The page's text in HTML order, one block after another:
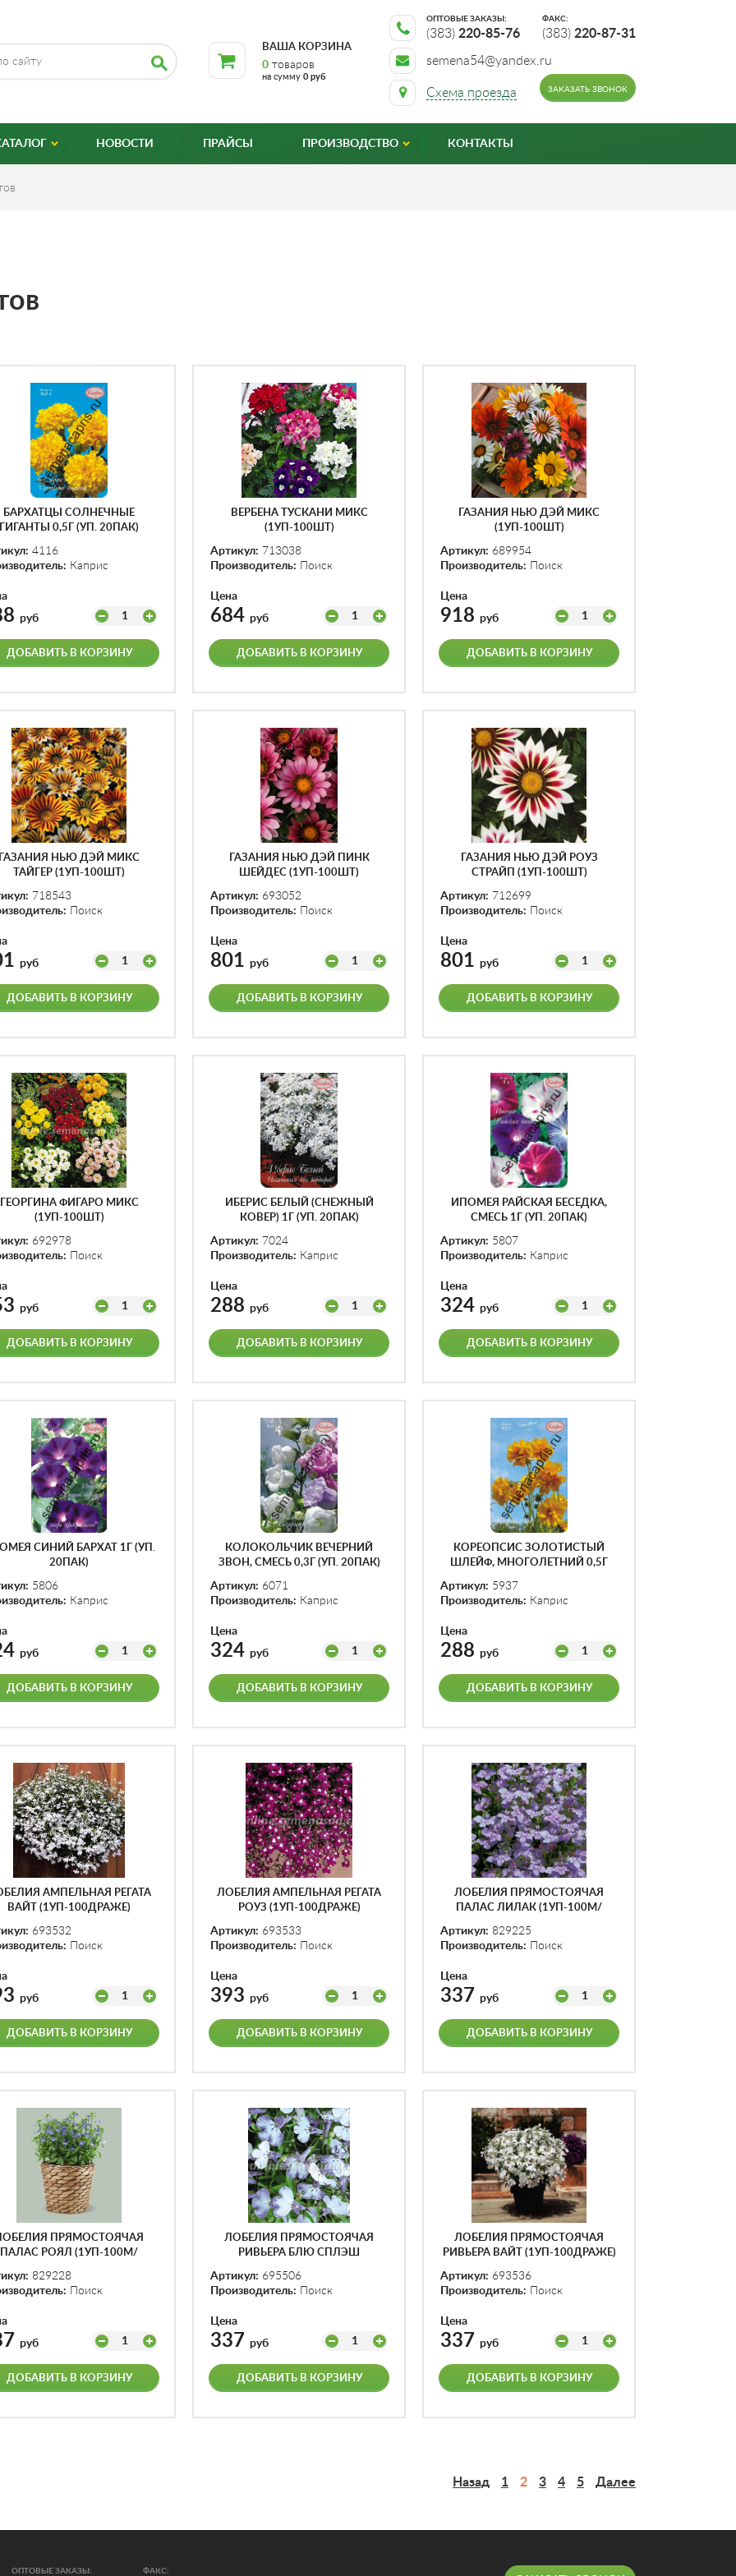
ВАША КОРЗИНА
0 товаров
на сумму 0 руб
Схема проезда
semena54@yandex.ru
ОПТОВЫЕ ЗАКАЗЫ:
(383) 220-85-76
ФАКС:
(383) 220-87-31
ЗАКАЗАТЬ ЗВОНОК
НОВОСТИ ПРАЙСЫ ПРОИЗВОДСТВО КОНТАКТЫ
БАРХАТЦЫ СОЛНЕЧНЫЕ
ГИГАНТЫ 0,5Г (УП. 20ПАК)
4116
Каприс
руб 1
ДОБАВИТЬ В КОРЗИНУ
ВЕРБЕНА ТУСКАНИ МИКС
(1УП-100ШТ)
Артикул: 713038
Производитель: Поиск
Цена
684 руб 1
ДОБАВИТЬ В КОРЗИНУ
ГАЗАНИЯ НЬЮ ДЭЙ МИКС
(1УП-100ШТ)
Артикул: 689954
Производитель: Поиск
Цена
918 руб 1
ДОБАВИТЬ В КОРЗИНУ
ГАЗАНИЯ НЬЮ ДЭЙ МИКС
ТАЙГЕР (1УП-100ШТ)
718543
Поиск
руб 1
ДОБАВИТЬ В КОРЗИНУ
ГАЗАНИЯ НЬЮ ДЭЙ ПИНК
ШЕЙДЕС (1УП-100ШТ)
Артикул: 693052
Производитель: Поиск
Цена
801 руб 1
ДОБАВИТЬ В КОРЗИНУ
ГАЗАНИЯ НЬЮ ДЭЙ РОУЗ
СТРАЙП (1УП-100ШТ)
Артикул: 712699
Производитель: Поиск
Цена
801 руб 1
ДОБАВИТЬ В КОРЗИНУ
ГЕОРГИНА ФИГАРО МИКС
(1УП-100ШТ)
692978
Поиск
руб 1
ДОБАВИТЬ В КОРЗИНУ
ИБЕРИС БЕЛЫЙ (СНЕЖНЫЙ
КОВЕР) 1Г (УП. 20ПАК)
Артикул: 7024
Производитель: Каприс
Цена
288 руб 1
ДОБАВИТЬ В КОРЗИНУ
ИПОМЕЯ РАЙСКАЯ БЕСЕДКА,
СМЕСЬ 1Г (УП. 20ПАК)
Артикул: 5807
Производитель: Каприс
Цена
324 руб 1
ДОБАВИТЬ В КОРЗИНУ
СИНИЙ БАРХАТ 1Г (УП.
20ПАК)
5806
Каприс
руб 1
ДОБАВИТЬ В КОРЗИНУ
КОЛОКОЛЬЧИК ВЕЧЕРНИЙ
ЗВОН, СМЕСЬ 0,3Г (УП. 20ПАК)
Артикул: 6071
Производитель: Каприс
Цена
324 руб 1
ДОБАВИТЬ В КОРЗИНУ
КОРЕОПСИС ЗОЛОТИСТЫЙ
ШЛЕЙФ, МНОГОЛЕТНИЙ 0,5Г
Артикул: 5937
Производитель: Каприс
Цена
288 руб 1
ДОБАВИТЬ В КОРЗИНУ
АМПЕЛЬНАЯ РЕГАТА
ВАЙТ (1УП-100ДРАЖЕ)
693532
Поиск
руб 1
ДОБАВИТЬ В КОРЗИНУ
ЛОБЕЛИЯ АМПЕЛЬНАЯ РЕГАТА
РОУЗ (1УП-100ДРАЖЕ)
Артикул: 693533
Производитель: Поиск
Цена
393 руб 1
ДОБАВИТЬ В КОРЗИНУ
ЛОБЕЛИЯ ПРЯМОСТОЯЧАЯ
ПАЛАС ЛИЛАК (1УП-100М/
Артикул: 829225
Производитель: Поиск
Цена
337 руб 1
ДОБАВИТЬ В КОРЗИНУ
ПРЯМОСТОЯЧАЯ
ПАЛАС РОЯЛ (1УП-100М/
829228
Поиск
руб 1
ДОБАВИТЬ В КОРЗИНУ
ЛОБЕЛИЯ ПРЯМОСТОЯЧАЯ
РИВЬЕРА БЛЮ СПЛЭШ
Артикул: 695506
Производитель: Поиск
Цена
337 руб 1
ДОБАВИТЬ В КОРЗИНУ
ЛОБЕЛИЯ ПРЯМОСТОЯЧАЯ
РИВЬЕРА ВАЙТ (1УП-100ДРАЖЕ)
Артикул: 693536
Производитель: Поиск
Цена
337 руб 1
ДОБАВИТЬ В КОРЗИНУ
Назад 1 2 3 4 5 Далее
ОПТОВЫЕ ЗАКАЗЫ: ФАКС: